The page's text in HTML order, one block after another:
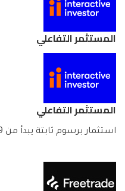
المستثمر التفاعلي
المستثمر التفاعلي
استثمار برسوم ثابتة يبدأ من 4.99 جنيهًا إسترلينيًا شهريًا